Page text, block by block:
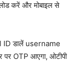
करें और मोबाइल से
ID डालें username
OTP आएगा, ओटीपी